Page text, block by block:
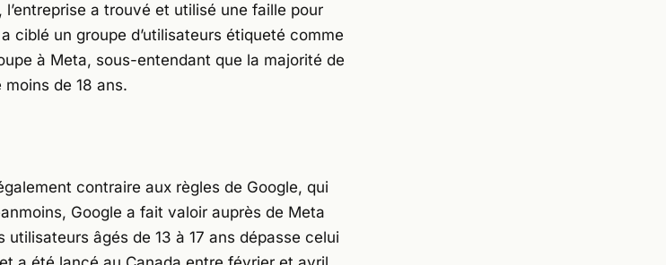
a trouvé et utilisé une faille pour
ciblé un groupe d’utilisateurs étiqueté comme
à Meta, sous-entendant que la majorité de
de 18 ans.
contraire aux règles de Google, qui
Google a fait valoir auprès de Meta
utilisateurs âgés de 13 à 17 ans dépasse celui